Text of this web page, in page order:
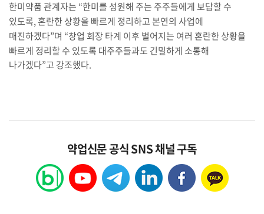
한미약품 관계자는 “한미를 성원해 주는 주주들에게 보답할 수
있도록,혼란한 상황을 빠르게 정리하고 본연의 사업에
매진하겠다”며 “창업 회장 타계 이후 벌어지는 여러 혼란한 상황을
빠르게 정리할 수 있도록 대주주들과도 긴밀하게 소통해
나가겠다”고 강조했다.
약업신문 공식 SNS 채널 구독